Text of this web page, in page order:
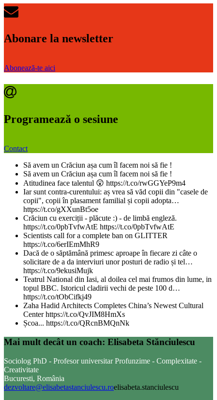
Abonare la newsletter
Abonează-te aici
Programează o sesiune
Contact
Să avem un Crăciun așa cum îl facem noi să fie !
Să avem un Crăciun așa cum îl facem noi să fie !
Atitudinea face talentul 😲 https://t.co/rwGGYeP9m4
Iar sunt contra-curentului: aș vrea să văd copii din "casele de
copii", copii în plasament familial și copii adopta…
https://t.co/gXXunBt5oe
Crăciun cu exerciții - plăcute :) - de limbă engleză.
https://t.co/0pbTvfwAtE https://t.co/0pbTvfwAtE
Scientists call for a complete ban on GLITTER
https://t.co/6erIEmMhR9
Dacă de o săptămână primesc aproape în fiecare zi câte o
solicitare de a da interviuri unor posturi de radio și tel…
https://t.co/9ekusiMujk
Teatrul National din Iasi, al doilea cel mai frumos din lume, in
topul BBC. Istoricul cladirii vechi de peste 100 d…
https://t.co/tObCifkj49
Zaha Hadid Architects Completes China’s Newest Cultural
Center https://t.co/QvJIM8HmXs
Școa... https://t.co/QRcnBMQnNk
Mai mult decât un coach: Elisabeta Stănciulescu
Sociolog PhD - Profesor universitar Profunzime - Complexitate -
Creativitate
Bucuresti, România
dezvoltare@elisabetastanciulescu.roelisabeta.stanciulescu